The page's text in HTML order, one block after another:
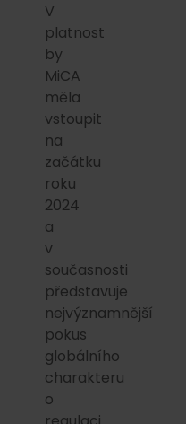
V
platnost
by
MiCA
měla
vstoupit
na
začátku
roku
2024
a
v
současnosti
představuje
nejvýznamnější
pokus
globálního
charakteru
o